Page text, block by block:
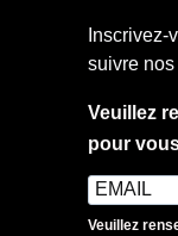
Inscrivez-
suivre
Veuillez
pour
Veuillez